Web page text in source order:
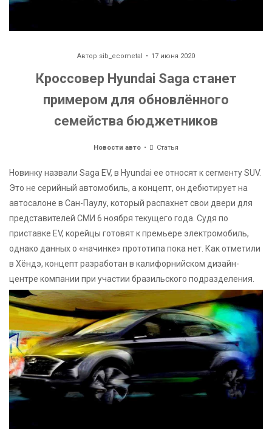
Автор sib_ecometal 17 июня 2020
Кроссовер Hyundai Saga станет
примером для обновлённого
семейства бюджетников
Новости авто Статья
Новинку назвали Saga EV, в Hyundai ее относят к сегменту SUV.
Это не серийный автомобиль, а концепт, он дебютирует на
автосалоне в Сан-Паулу, который распахнет свои двери для
представителей СМИ 6 ноября текущего года. Судя по
приставке EV, корейцы готовят к премьере электромобиль,
однако данных о «начинке» прототипа пока нет. Как отметили
в Хёндэ, концепт разработан в калифорнийском дизайн-
центре компании при участии бразильского подразделения.